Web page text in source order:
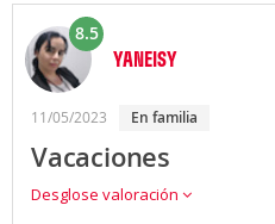
8.5
YANEISY
11/05/2023 en familia
Vacaciones
Desglose valoración